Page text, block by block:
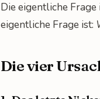
Die eigentliche Frage
eigentliche Frage ist:
Die vier